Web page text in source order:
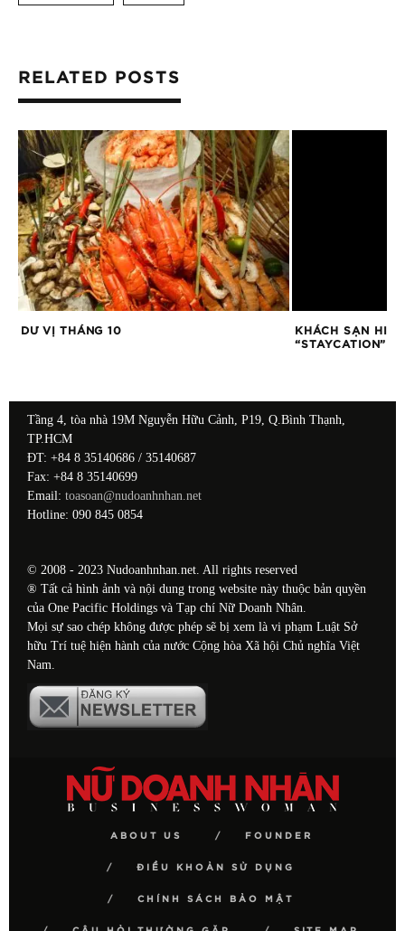
RELATED POSTS
DƯ VỊ THÁNG 10
KHÁCH SẠN
“STAYCATION”
Tầng 4, tòa nhà 19M Nguyễn Hữu Cảnh, P19, Q.Bình Thạnh,
TP.HCM
ĐT: +84 8 35140686 / 35140687
Fax: +84 8 35140699
Email: toasoan@nudoanhnhan.net
Hotline: 090 845 0854
© 2008 - 2023 Nudoanhnhan.net. All rights reserved
® Tất cả hình ảnh và nội dung trong website này thuộc bản quyền
của One Pacific Holdings và Tạp chí Nữ Doanh Nhân.
Mọi sự sao chép không được phép sẽ bị xem là vi phạm Luật Sở
hữu Trí tuệ hiện hành của nước Cộng hòa Xã hội Chủ nghĩa Việt
Nam.
ABOUT US FOUNDER
ĐIỀU KHOẢN SỬ DỤNG
CHÍNH SÁCH BẢO MẬT